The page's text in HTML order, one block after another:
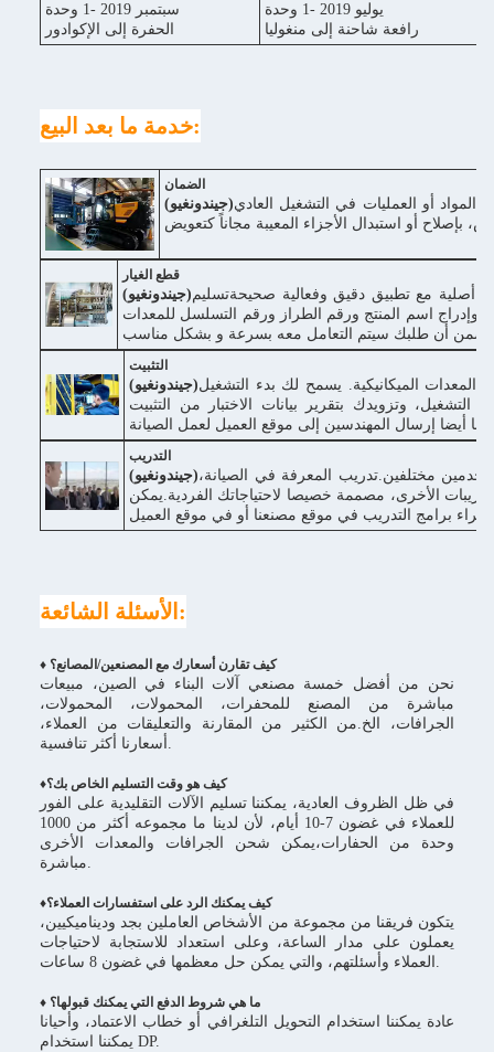
سبتمبر 2019 -1 وحدة
الحفرة إلى الإكوادور
يوليو 2019 -1 وحدة
رافعة شاحنة إلى منغوليا
خدمة ما بعد البيع:
الضمان
(جيندونغيو)حالة وجود عيوب في المواد أو العمليات في التشغيل العادي
قطع الغيار
(جيندونغيو)أصلية مع تطبيق دقيق وفعالية صحيحةتسليم
وإدراج اسم المنتج ورقم الطراز ورقم التسلسل للمعدات
التثبيت
(جيندونغيو)المعدات الميكانيكية. يسمح لك بدء التشغيل
التشغيل، وتزويدك بتقرير بيانات الاختبار من التثبيت
أيضا إرسال المهندسين إلى موقع العميل لعمل الصيانة
التدريب
(جيندونغيو)مختلفين.تدريب المعرفة في الصيانة،
الأخرى، مصممة خصيصا لاحتياجاتك الفردية.يمكن
الأسئلة الشائعة:
♦ كيف تقارن أسعارك مع المصنعين/المصانع؟
نحن من أفضل خمسة مصنعي آلات البناء في الصين، مبيعات
مباشرة من المصنع للمحفرات، المحمولات، المحمولات،
الجرافات، الخ.من الكثير من المقارنة والتعليقات من العملاء،
أسعارنا أكثر تنافسية.
♦كيف هو وقت التسليم الخاص بك؟
في ظل الظروف العادية، يمكننا تسليم الآلات التقليدية على الفور
للعملاء في غضون 7-10 أيام، لأن لدينا ما مجموعه أكثر من 1000
وحدة من الحفارات،يمكن شحن الجرافات والمعدات الأخرى
مباشرة.
♦كيف يمكنك الرد على استفسارات العملاء؟
يتكون فريقنا من مجموعة من الأشخاص العاملين بجد وديناميكيين،
يعملون على مدار الساعة، وعلى استعداد للاستجابة لاحتياجات
العملاء وأسئلتهم، والتي يمكن حل معظمها في غضون 8 ساعات.
♦ ما هي شروط الدفع التي يمكنك قبولها؟
عادة يمكننا استخدام التحويل التلغرافي أو خطاب الاعتماد، وأحيانا
يمكننا استخدام DP.